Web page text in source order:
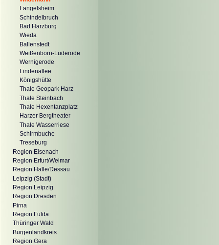
Langelsheim
Schindelbruch
Bad Harzburg
Wieda
Ballenstedt
Weißenborn-Lüderode
Wernigerode
Lindenallee
Königshütte
Thale Geopark Harz
Thale Steinbach
Thale Hexentanzplatz
Harzer Bergtheater
Thale Wasserriese
Schirmbuche
Treseburg
Region Eisenach
Region Erfurt/Weimar
Region Halle/Dessau
Leipzig (Stadt)
Region Leipzig
Region Dresden
Pirna
Region Fulda
Thüringer Wald
Burgenlandkreis
Region Gera